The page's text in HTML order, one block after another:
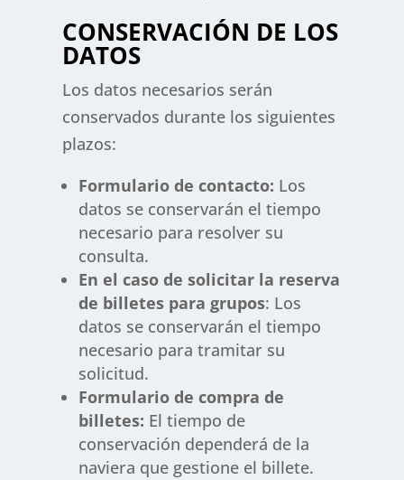
CONSERVACIÓN DE LOS
DATOS
Los datos necesarios serán
conservados durante los siguientes
plazos:
Formulario de contacto: Los
datos se conservarán el tiempo
necesario para resolver su
consulta.
En el caso de solicitar la reserva
de billetes para grupos: Los
datos se conservarán el tiempo
necesario para tramitar su
solicitud.
Formulario de compra de
billetes: El tiempo de
conservación dependerá de la
naviera que gestione el billete.